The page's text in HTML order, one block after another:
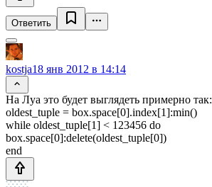
Ответить
kostja18 янв 2012 в 14:14
На Луа это будет выглядеть примерно так:
oldest_tuple = box.space[0].index[1]:min()
while oldest_tuple[1] < 123456 do
box.space[0]:delete(oldest_tuple[0])
end